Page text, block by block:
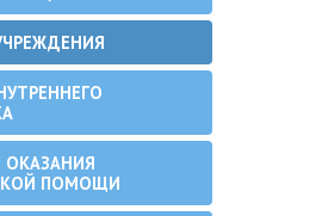
ОКАЗАНИЯ
ПОМОЩИ